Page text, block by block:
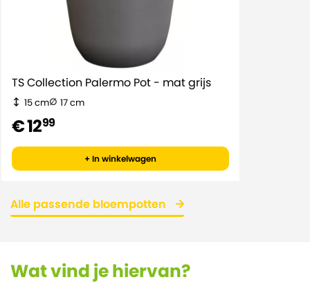
TS Collection Palermo Pot - mat grijs
15 cm 17 cm
€ 1299
+ In winkelwagen
Alle passende bloempotten
Wat vind je hiervan?